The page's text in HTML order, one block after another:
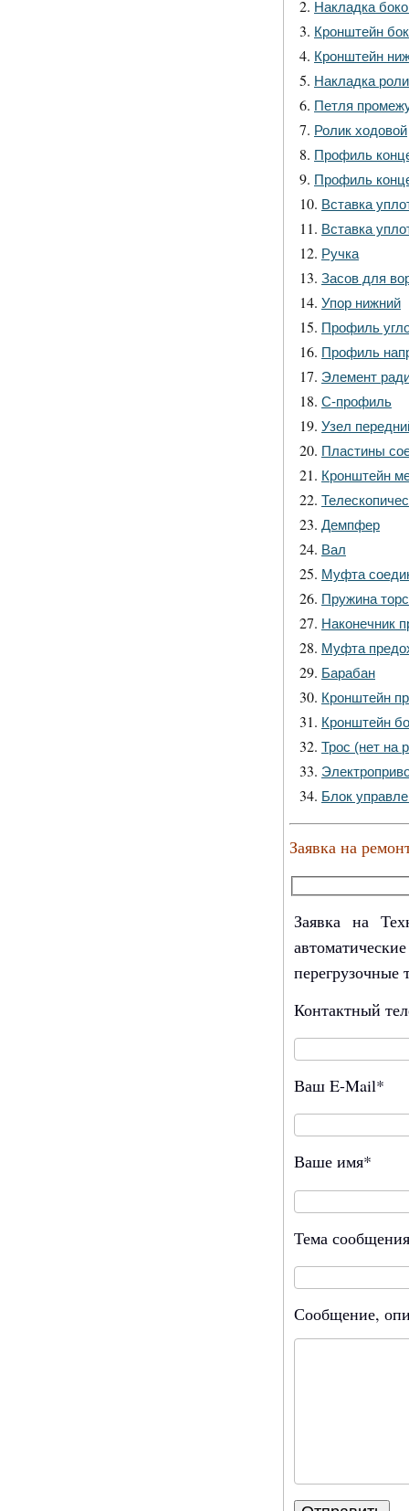
Накладка
Кронштейн
Кронштейн
Накладка
Петля
Ролик ходовой
Профиль
Профиль
Вставка
Вставка
Ручка
Засов для
Упор нижний
Профиль
Профиль
Элемент
С-профиль
Узел
Пластины
Кронштейн
Демпфер
Вал
Муфта
Пружина
Наконечник
Муфта
Барабан
Кронштейн
Кронштейн
Трос (нет на
Блок
Заявка на
Заявка на
Контактный
Ваш E-Mail*
Ваше имя*
Тема сообщения
Сообщение,